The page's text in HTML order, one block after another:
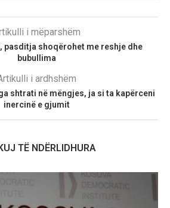
i mëparshëm
pasditja shoqërohet me reshje dhe
bubullima
i ardhshëm
shtrati në mëngjes, ja si ta kapërceni
inercinë e gjumit
TË NDËRLIDHURA